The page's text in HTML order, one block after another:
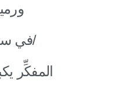
في سلة المهملات/
المفكِّر